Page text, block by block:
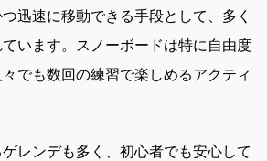
迅速に移動できる手段として、多く
います。スノーボードは特に自由度
でも数回の練習で楽しめるアクティ
レンデも多く、初心者でも安心して